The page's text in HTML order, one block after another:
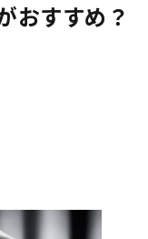
おすすめ？